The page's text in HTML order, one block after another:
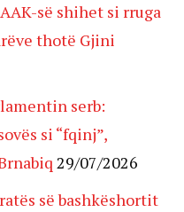
së shihet si rruga
thotë Gjini
serb:
si “fqinj”,
29/07/2026
së bashkëshortit